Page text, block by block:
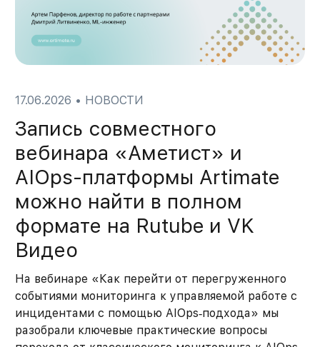
17.06.2026 • НОВОСТИ
Запись совместного
вебинара «Аметист» и
AIOps-платформы Artimate
можно найти в полном
формате на Rutube и VK
Видео
На вебинаре «Как перейти от перегруженного
событиями мониторинга к управляемой работе с
инцидентами с помощью AIOps‑подхода» мы
разобрали ключевые практические вопросы